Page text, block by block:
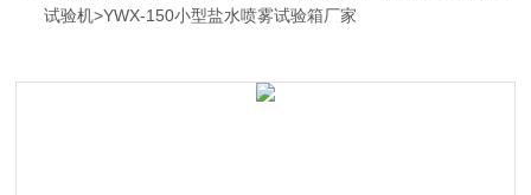
试验机>YWX-150小型盐水喷雾试验箱厂家